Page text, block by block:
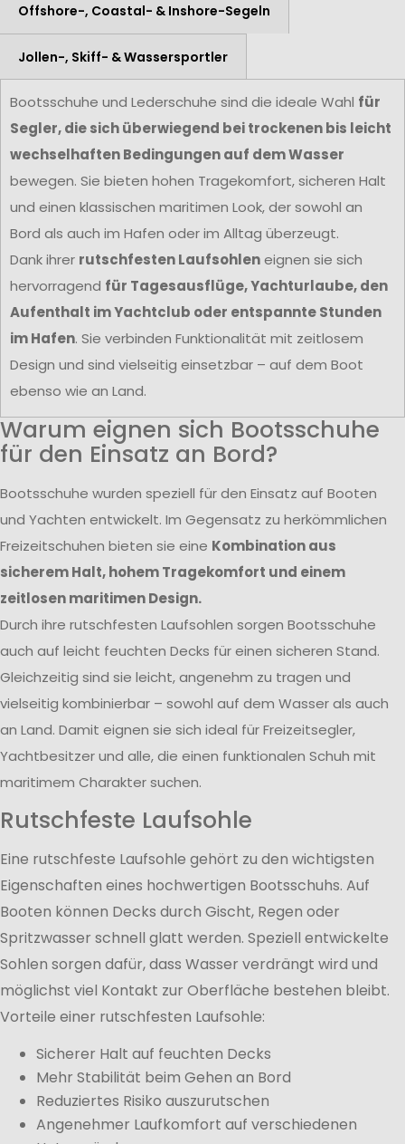
Offshore-, Coastal- & Inshore-Segeln
Jollen-, Skiff- & Wassersportler
Bootsschuhe und Lederschuhe sind die ideale Wahl für
Segler, die sich überwiegend bei trockenen bis leicht
wechselhaften Bedingungen auf dem Wasser
bewegen. Sie bieten hohen Tragekomfort, sicheren Halt
und einen klassischen maritimen Look, der sowohl an
Bord als auch im Hafen oder im Alltag überzeugt.
Dank ihrer rutschfesten Laufsohleneignen sie sich
hervorragend für Tagesausflüge, Yachturlaube, den
Aufenthalt im Yachtclub oder entspannte Stunden
im Hafen. Sie verbinden Funktionalität mit zeitlosem
Design und sind vielseitig einsetzbar – auf dem Boot
ebenso wie an Land.
Warum eignen sich Bootsschuhe
für den Einsatz an Bord?
Bootsschuhe wurden speziell für den Einsatz auf Booten
und Yachten entwickelt. Im Gegensatz zu herkömmlichen
Freizeitschuhen bieten sie eine Kombination aus
sicherem Halt, hohem Tragekomfort und einem
zeitlosen maritimen Design.
Durch ihre rutschfesten Laufsohlen sorgen Bootsschuhe
auch auf leicht feuchten Decks für einen sicheren Stand.
Gleichzeitig sind sie leicht, angenehm zu tragen und
vielseitig kombinierbar – sowohl auf dem Wasser als auch
an Land. Damit eignen sie sich ideal für Freizeitsegler,
Yachtbesitzer und alle, die einen funktionalen Schuh mit
maritimem Charakter suchen.
Rutschfeste Laufsohle
Eine rutschfeste Laufsohle gehört zu den wichtigsten
Eigenschaften eines hochwertigen Bootsschuhs. Auf
Booten können Decks durch Gischt, Regen oder
Spritzwasser schnell glatt werden. Speziell entwickelte
Sohlen sorgen dafür, dass Wasser verdrängt wird und
möglichst viel Kontakt zur Oberfläche bestehen bleibt.
Vorteile einer rutschfesten Laufsohle:
Sicherer Halt auf feuchten Decks
Mehr Stabilität beim Gehen an Bord
Reduziertes Risiko auszurutschen
Angenehmer Laufkomfort auf verschiedenen